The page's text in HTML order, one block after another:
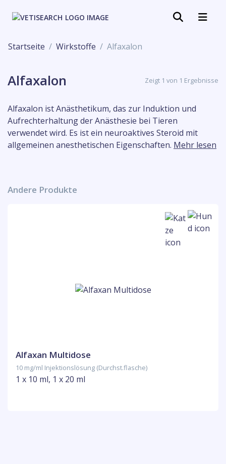
Startseite Wirkstoffe Alfaxalon
Alfaxalon Zeigt 1 von 1 Ergebnisse
Alfaxalon ist Anästhetikum, das zur Induktion und
Aufrechterhaltung der Anästhesie bei Tieren
verwendet wird. Es ist ein neuroaktives Steroid mit
allgemeinen anesthetischen Eigenschaften. Mehr lesen
Andere Produkte
Alfaxan Multidose
10 mg/ml Injektionslösung (Durchst.flasche)
1 x 10 ml, 1 x 20 ml